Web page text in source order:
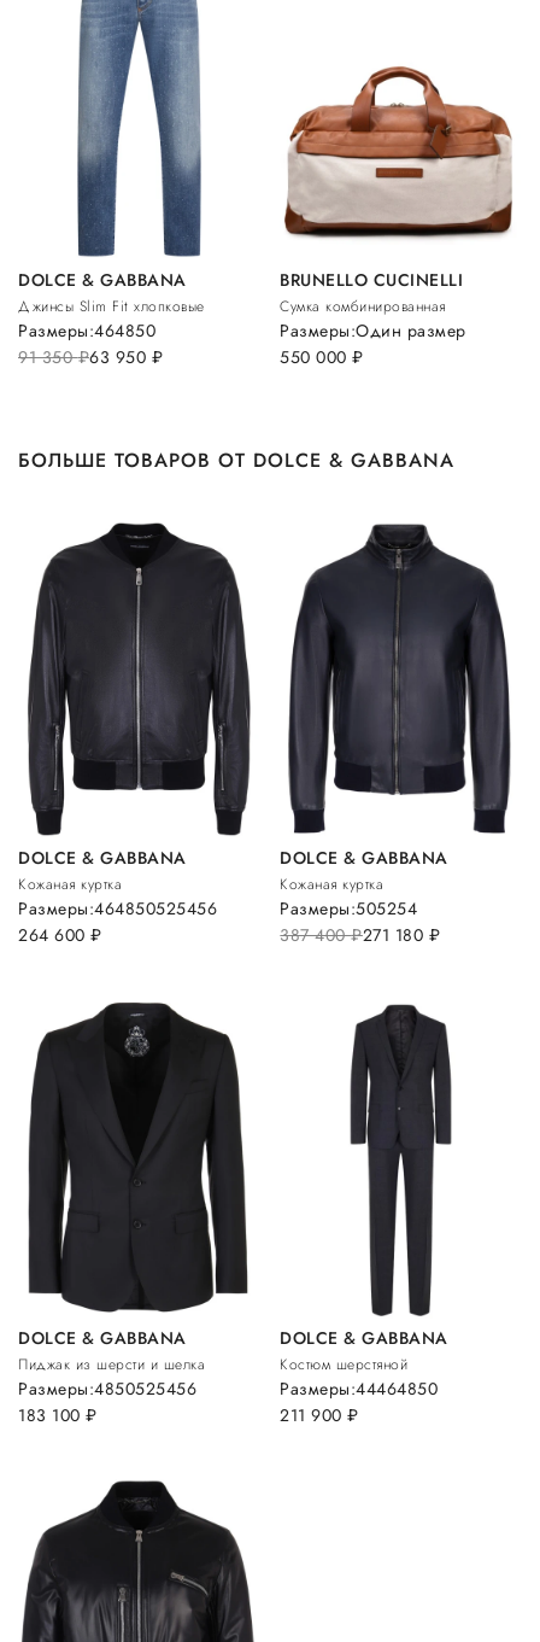
DOLCE & GABBANA
Джинсы Slim Fit хлопковые
91 350руб.63 950 руб.
Размеры:464850
BRUNELLO CUCINELLI
Сумка комбинированная
550 000руб.
Размеры:Один размер
БОЛЬШЕ ТОВАРОВ ОТ DOLCE & GABBANA
DOLCE & GABBANA
Кожаная куртка
264 600 руб.
Размеры:464850525456
DOLCE & GABBANA
Кожаная куртка
387 400руб.271 180 руб.
Размеры:505254
DOLCE & GABBANA
Пиджак из шерсти и шелка
183 100 руб.
Размеры:4850525456
DOLCE & GABBANA
Костюм шерстяной
211 900руб.
Размеры:44464850